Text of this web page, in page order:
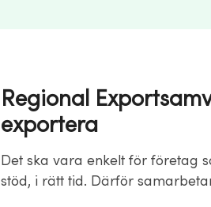
Regional
exportera
Det ska vara enkelt för företag
stöd, i rätt tid. Därför